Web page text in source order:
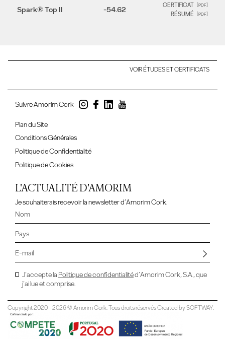
Spark® Top II -54.62
CERTIFICAT
RÉSUMÉ
VOIR ÉTUDES ET CERTIFICATS
Suivre Amorim Cork
Plan du Site
Conditions Générales
Politique de Confidentialité
Politique de Cookies
L'ACTUALITÉ D'AMORIM
Je souhaiterais recevoir la newsletter d’Amorim Cork.
J’accepte la Politique de confidentialitéd’Amorim Cork, S.A., que
j’ai lue et comprise.
Copyright 2020 - 2026 © Amorim Cork. Tous droits réservés Created bySOFTWAY.